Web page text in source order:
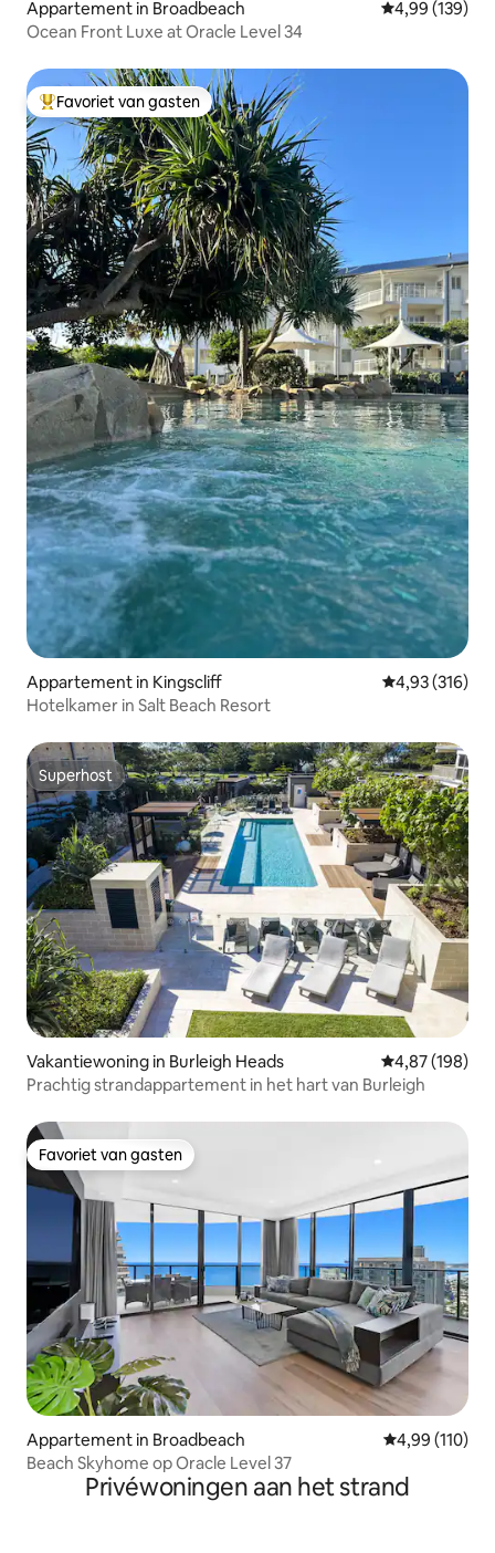
Appartement in Broadbeach Gemiddelde
4,99 (139)
Ocean Front Luxe at Oracle Level 34
Topfavoriet van gasten
Favoriet van gasten
Appartement in Kingscliff Gemiddelde
4,93 (316)
Hotelkamer in Salt Beach Resort
Superhost
Superhost
Vakantiewoning in Burleigh Heads Gemiddelde
4,87 (198)
Prachtig strandappartement in het hart van Burleigh
Favoriet van gasten
Favoriet van gasten
Appartement in Broadbeach Gemiddelde
4,99 (110)
Beach Skyhome op Oracle Level 37
Privéwoningen aan het strand